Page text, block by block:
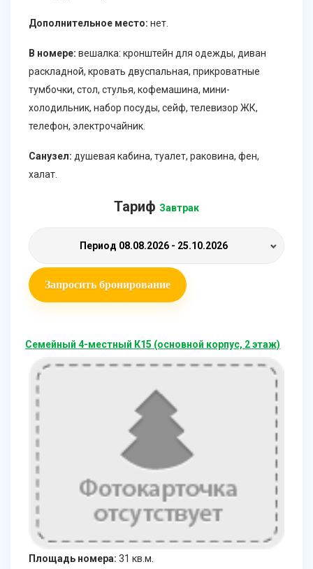
Дополнительное место: нет.
В номере: вешалка: кронштейн для одежды, диван
раскладной, кровать двуспальная, прикроватные
тумбочки, стол, стулья, кофемашина, мини-
холодильник, набор посуды, сейф, телевизор ЖК,
телефон, электрочайник.
Санузел: душевая кабина, туалет, раковина, фен,
халат.
Тариф Завтрак
Период 08.08.2026 - 25.10.2026
Запросить бронирование
Семейный 4-местный К15 (основной корпус, 2 этаж)
Площадь номера: 31 кв.м.